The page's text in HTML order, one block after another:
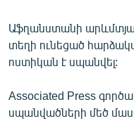
ԲԱՆԱՎԵՃ
ՁԳՏԵԼՈՎ
ՓՈԴՔԱՍԹ
Աֆղանստանի
տեղի ունեցած
ոստիկան է սպանվել:
Associated Press
սպանվածների մեծ